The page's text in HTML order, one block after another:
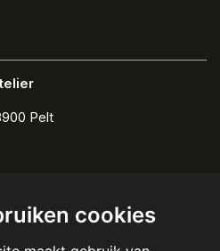
cookies
Pelt